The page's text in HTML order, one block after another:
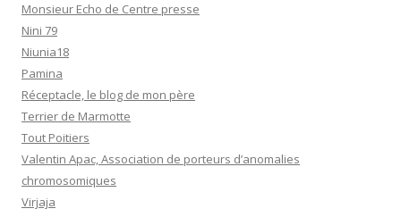
Monsieur Echo de Centre presse
Nini 79
Niunia18
Pamina
Réceptacle, le blog de mon père
Terrier de Marmotte
Tout Poitiers
Valentin Apac, Association de porteurs d’anomalies
chromosomiques
Virjaja